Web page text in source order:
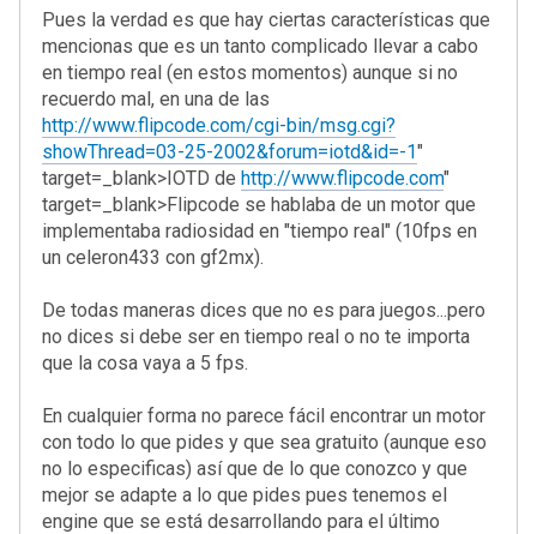
Pues la verdad es que hay ciertas características que
mencionas que es un tanto complicado llevar a cabo
en tiempo real (en estos momentos) aunque si no
recuerdo mal, en una de las
http://www.flipcode.com/cgi-bin/msg.cgi?
showThread=03-25-2002&forum=iotd&id=-1"
target=_blank>IOTD de http://www.flipcode.com"
target=_blank>Flipcode se hablaba de un motor que
implementaba radiosidad en "tiempo real" (10fps en
un celeron433 con gf2mx).
De todas maneras dices que no es para juegos...pero
no dices si debe ser en tiempo real o no te importa
que la cosa vaya a 5 fps.
En cualquier forma no parece fácil encontrar un motor
con todo lo que pides y que sea gratuito (aunque eso
no lo especificas) así que de lo que conozco y que
mejor se adapte a lo que pides pues tenemos el
engine que se está desarrollando para el último